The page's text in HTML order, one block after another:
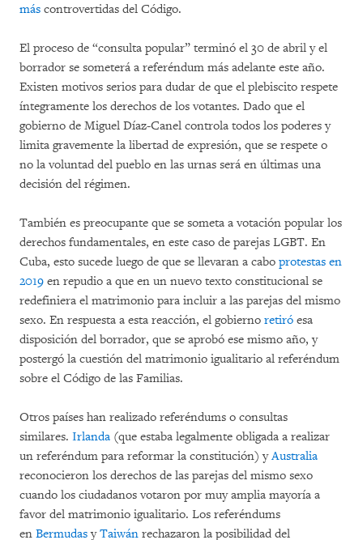
más controvertidas del Código.
El proceso de “consulta popular” terminó el 30 de abril y el
borrador se someterá a referéndum más adelante este año.
Existen motivos serios para dudar de que el plebiscito respete
íntegramente los derechos de los votantes. Dado que el
gobierno de Miguel Díaz-Canel controla todos los poderes y
limita gravemente la libertad de expresión, que se respete o
no la voluntad del pueblo en las urnas será en últimas una
decisión del régimen.
También es preocupante que se someta a votación popular los
derechos fundamentales, en este caso de parejas LGBT. En
Cuba, esto sucede luego de que se llevaran a cabo protestas en
2019 en repudio a que en un nuevo texto constitucional se
redefiniera el matrimonio para incluir a las parejas del mismo
sexo. En respuesta a esta reacción, el gobierno retiró esa
disposición del borrador, que se aprobó ese mismo año, y
postergó la cuestión del matrimonio igualitario al referéndum
sobre el Código de las Familias.
Otros países han realizado referéndums o consultas
similares. Irlanda (que estaba legalmente obligada a realizar
un referéndum para reformar la constitución) yAustralia
reconocieron los derechos de las parejas del mismo sexo
cuando los ciudadanos votaron por muy amplia mayoría a
favor del matrimonio igualitario. Los referéndums
en BermudasyTaiwán rechazaron la posibilidad del